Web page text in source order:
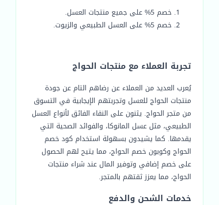
خصم 5% على جميع منتجات العسل.
خصم 5% على العسل الطبيعي والزيوت.
تجربة العملاء مع منتجات الحواج
يُعرب العديد من العملاء عن رضاهم التام عن جودة
منتجات الحواج للعسل وتجربتهم الإيجابية في التسوق
من متجر الحواج. يثنون على النقاء الفائق لأنواع العسل
الطبيعي، مثل عسل المانوكا، والفوائد الصحية التي
يقدمها. كما يشيدون بسهولة استخدام كود خصم
الحواج وكوبون خصم الحواج، مما يتيح لهم الحصول
على خصم إضافي وتوفير المال عند شراء منتجات
الحواج، مما يعزز ثقتهم بالمتجر.
خدمات الشحن والدفع